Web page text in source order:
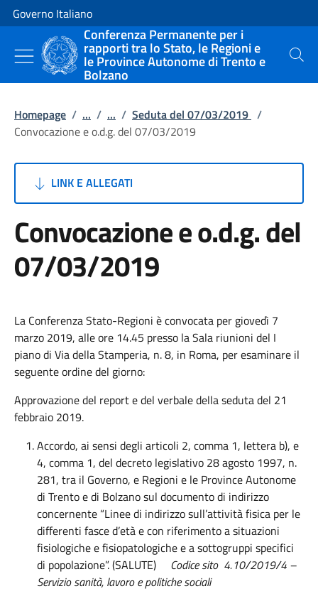
Vai al contenuto
Vai alla navigazione del sito
Governo Italiano
Conferenza Permanente per i
rapporti tra lo Stato, le Regioni e
le Province Autonome di Trento e
Bolzano
Cerca
Homepage / ... / ... / Seduta del 07/03/2019 /
Convocazione e o.d.g. del 07/03/2019
LINK E ALLEGATI
Convocazione e o.d.g. del
07/03/2019
La Conferenza Stato-Regioni è convocata per giovedì 7
marzo 2019, alle ore 14.45 presso la Sala riunioni del I
piano di Via della Stamperia, n. 8, in Roma, per esaminare il
seguente ordine del giorno:
Approvazione del report e del verbale della seduta del 21
febbraio 2019.
Accordo, ai sensi degli articoli 2, comma 1, lettera b), e
4, comma 1, del decreto legislativo 28 agosto 1997, n.
281, tra il Governo, e Regioni e le Province Autonome
di Trento e di Bolzano sul documento di indirizzo
concernente “Linee di indirizzo sull’attività fisica per le
differenti fasce d’età e con riferimento a situazioni
fisiologiche e fisiopatologiche e a sottogruppi specifici
di popolazione”. (SALUTE) Codice sito 4.10/2019/4 –
Servizio sanità, lavoro e politiche sociali